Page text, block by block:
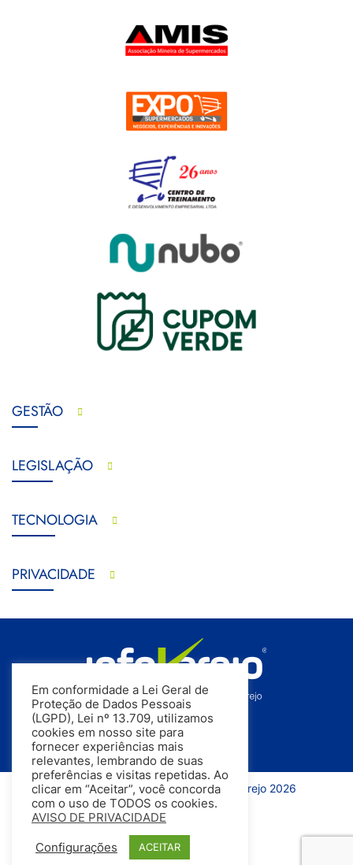
GESTÃO
LEGISLAÇÃO
TECNOLOGIA
PRIVACIDADE
Todos os direitos reservados | InfoVarejo 2026
Em conformidade a Lei Geral de
Proteção de Dados Pessoais
(LGPD), Lei nº 13.709, utilizamos
cookies em nosso site para
fornecer experiências mais
relevantes, lembrando de suas
preferências e visitas repetidas. Ao
clicar em “Aceitar”, você concorda
com o uso de TODOS os cookies.
AVISO DE PRIVACIDADE
Configurações ACEITAR